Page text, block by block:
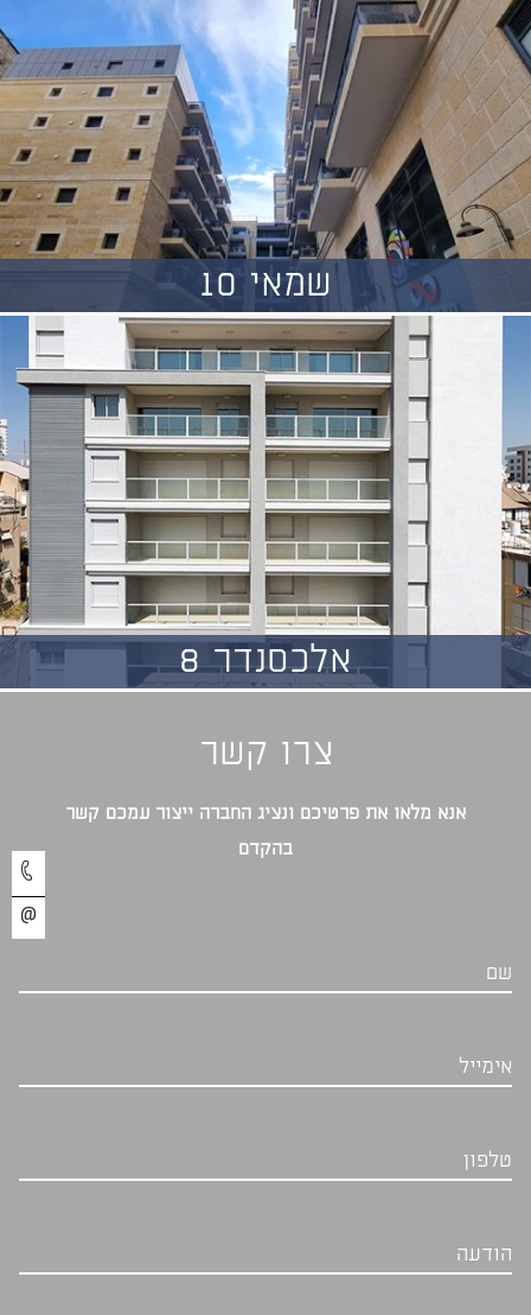
שמאי 10
אלכסנדר 8
צרו קשר
אנא מלאו את פרטיכם ונציג החברה ייצור עמכם קשר
בהקדם‎
שם
אימייל
טלפון
הודעה